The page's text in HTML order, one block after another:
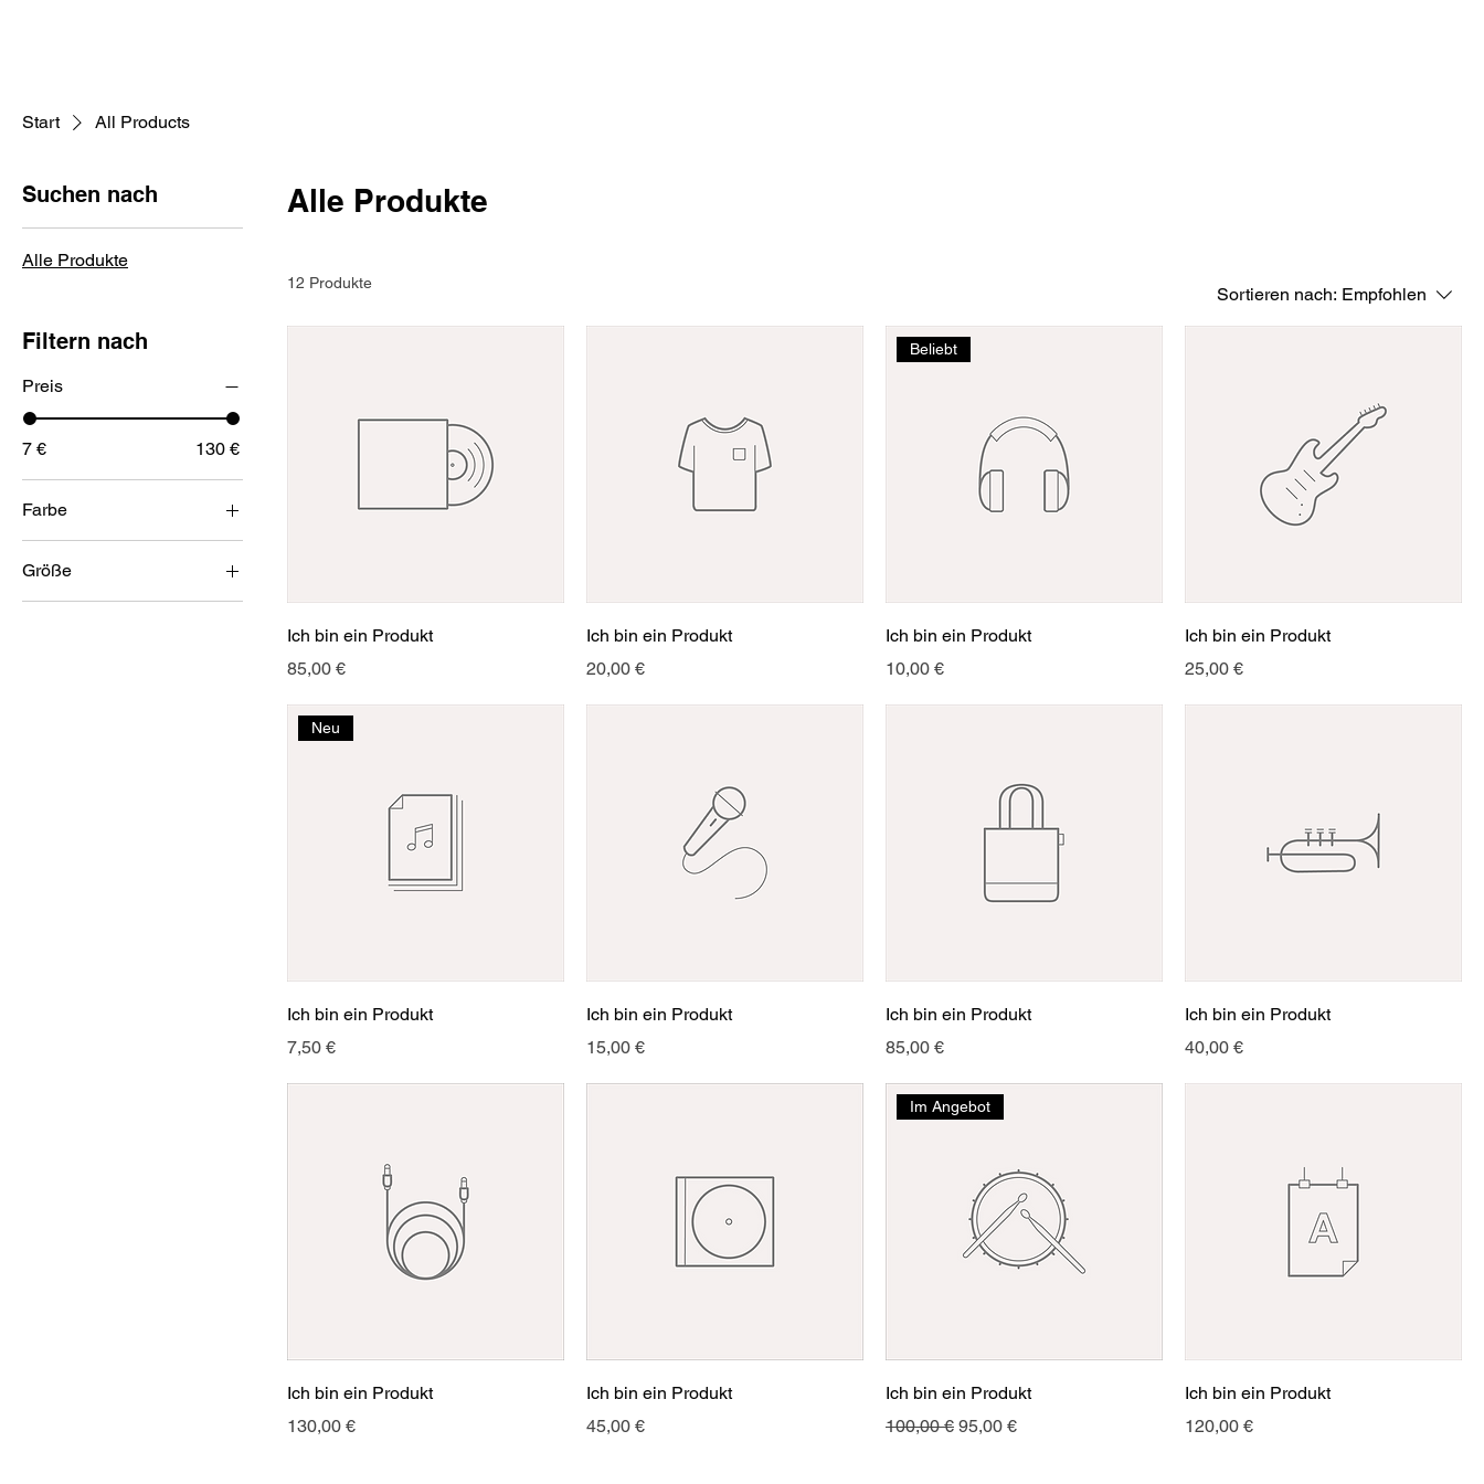
Start All Products
Suchen nach
Alle Produkte
Filtern nach
Preis
7 € 130 €
Farbe
Größe
L
Alle Produkte
12 Produkte
Sortieren nach: Empfohlen
Ich bin ein Produkt
Preis
85,00 €
Ich bin ein Produkt
Preis
20,00 €
Beliebt
Ich bin ein Produkt
Preis
10,00 €
Ich bin ein Produkt
Preis
25,00 €
Neu
Ich bin ein Produkt
Preis
7,50 €
Ich bin ein Produkt
Preis
15,00 €
Ich bin ein Produkt
Preis
85,00 €
Ich bin ein Produkt
Preis
40,00 €
Ich bin ein Produkt
Preis
130,00 €
Ich bin ein Produkt
Preis
45,00 €
Im Angebot
Ich bin ein Produkt
Standardpreis
100,00 € Sale-Preis
95,00 €
Ich bin ein Produkt
Preis
120,00 €